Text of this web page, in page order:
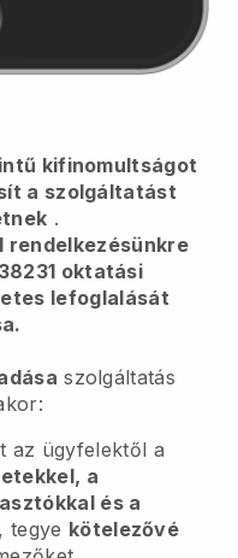
kifinomultságot
a szolgáltatást
.
rendelkezésünkre
oktatási
lefoglalását
szolgáltatás
az ügyfelektől a
a
és a
, tegye kötelezővé